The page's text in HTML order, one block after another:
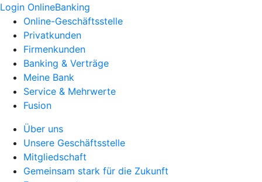
Login OnlineBanking
Online-Geschäftsstelle
Privatkunden
Firmenkunden
Banking & Verträge
Meine Bank
Service & Mehrwerte
Fusion
Über uns
Unsere Geschäftsstelle
Mitgliedschaft
Gemeinsam stark für die Zukunft